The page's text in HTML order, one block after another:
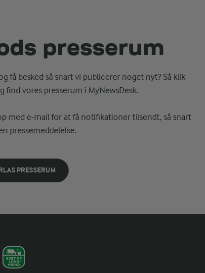
presserum
få besked så snart vi publicerer noget nyt? Så klik
find vores presserum i MyNewsDesk.
med e-mail for at få notifikationer tilsendt, så snart
pressemeddelelse.
PRESSERUM